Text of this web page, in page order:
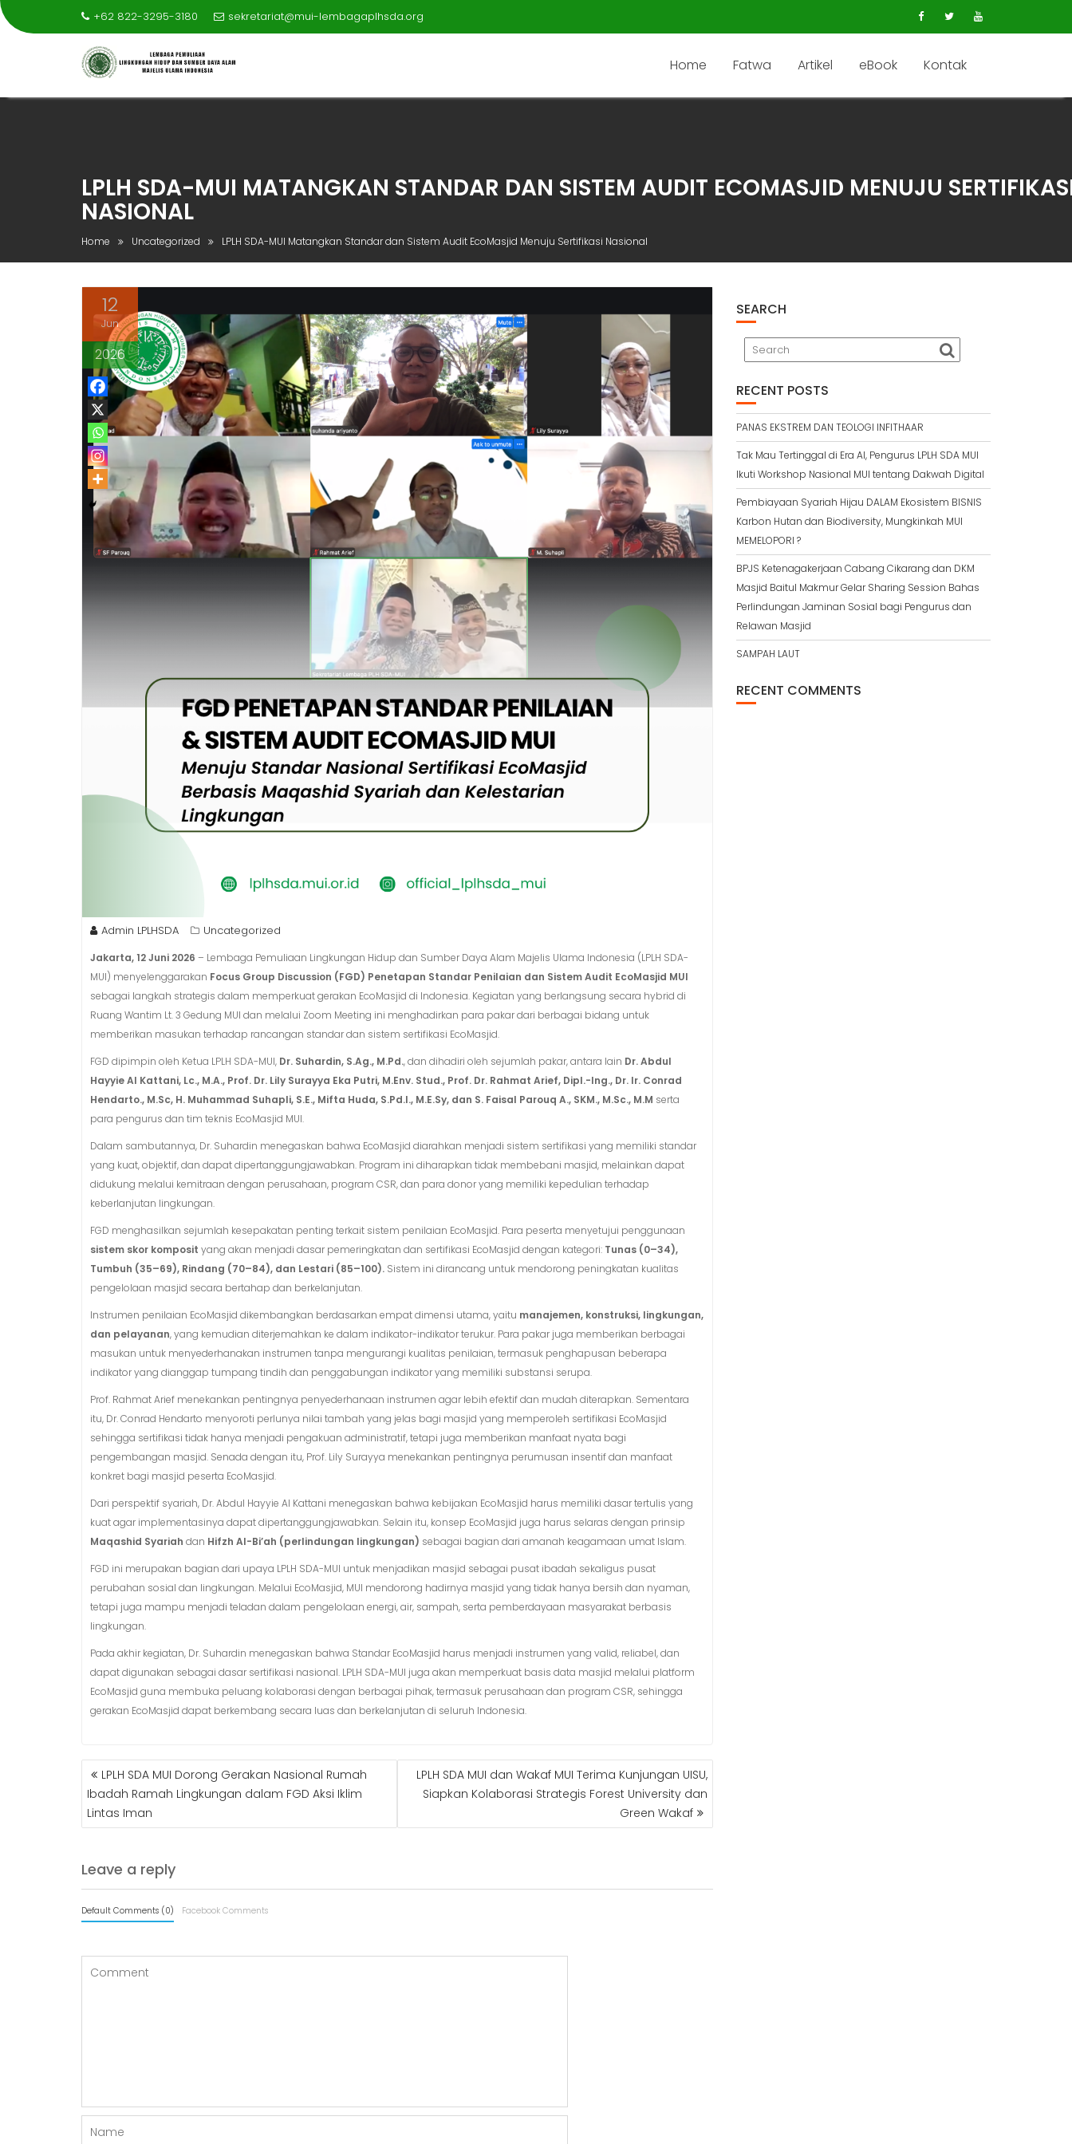
+62 822-3295-3180 sekretariat@mui-lembagaplhsda.org
Home Fatwa Artikel eBook Kontak
LPLH SDA-MUI MATANGKAN STANDAR DAN SISTEM AUDIT ECOMASJID MENUJU
NASIONAL
Home Uncategorized LPLH SDA-MUI Matangkan Standar dan Sistem Audit EcoMasjid Menuju Sertifikasi Nasional
12
Jun
2026
Admin LPLHSDA Uncategorized
Jakarta, 12 Juni 2026 – Lembaga Pemuliaan Lingkungan Hidup dan Sumber Daya Alam Majelis Ulama Indonesia (LPLH SDA-
MUI) menyelenggarakan Focus Group Discussion (FGD) Penetapan Standar Penilaian dan Sistem Audit EcoMasjid MUI
sebagai langkah strategis dalam memperkuat gerakan EcoMasjid di Indonesia. Kegiatan yang berlangsung secara hybrid di
Ruang Wantim Lt. 3 Gedung MUI dan melalui Zoom Meeting ini menghadirkan para pakar dari berbagai bidang untuk
memberikan masukan terhadap rancangan standar dan sistem sertifikasi EcoMasjid.
FGD dipimpin oleh Ketua LPLH SDA-MUI, Dr. Suhardin, S.Ag., M.Pd., dan dihadiri oleh sejumlah pakar, antara lain Dr. Abdul
Hayyie Al Kattani, Lc., M.A., Prof. Dr. Lily Surayya Eka Putri, M.Env. Stud., Prof. Dr. Rahmat Arief, Dipl.-Ing., Dr. Ir. Conrad
Hendarto., M.Sc, H. Muhammad Suhapli, S.E., Mifta Huda, S.Pd.I., M.E.Sy, dan S. Faisal Parouq A., SKM., M.Sc., M.M serta
para pengurus dan tim teknis EcoMasjid MUI.
Dalam sambutannya, Dr. Suhardin menegaskan bahwa EcoMasjid diarahkan menjadi sistem sertifikasi yang memiliki standar
yang kuat, objektif, dan dapat dipertanggungjawabkan. Program ini diharapkan tidak membebani masjid, melainkan dapat
didukung melalui kemitraan dengan perusahaan, program CSR, dan para donor yang memiliki kepedulian terhadap
keberlanjutan lingkungan.
FGD menghasilkan sejumlah kesepakatan penting terkait sistem penilaian EcoMasjid. Para peserta menyetujui penggunaan
sistem skor komposit yang akan menjadi dasar pemeringkatan dan sertifikasi EcoMasjid dengan kategori: Tunas (0–34),
Tumbuh (35–69), Rindang (70–84), dan Lestari (85–100). Sistem ini dirancang untuk mendorong peningkatan kualitas
pengelolaan masjid secara bertahap dan berkelanjutan.
Instrumen penilaian EcoMasjid dikembangkan berdasarkan empat dimensi utama, yaitu manajemen, konstruksi, lingkungan,
dan pelayanan, yang kemudian diterjemahkan ke dalam indikator-indikator terukur. Para pakar juga memberikan berbagai
masukan untuk menyederhanakan instrumen tanpa mengurangi kualitas penilaian, termasuk penghapusan beberapa
indikator yang dianggap tumpang tindih dan penggabungan indikator yang memiliki substansi serupa.
Prof. Rahmat Arief menekankan pentingnya penyederhanaan instrumen agar lebih efektif dan mudah diterapkan. Sementara
itu, Dr. Conrad Hendarto menyoroti perlunya nilai tambah yang jelas bagi masjid yang memperoleh sertifikasi EcoMasjid
sehingga sertifikasi tidak hanya menjadi pengakuan administratif, tetapi juga memberikan manfaat nyata bagi
pengembangan masjid. Senada dengan itu, Prof. Lily Surayya menekankan pentingnya perumusan insentif dan manfaat
konkret bagi masjid peserta EcoMasjid.
Dari perspektif syariah, Dr. Abdul Hayyie Al Kattani menegaskan bahwa kebijakan EcoMasjid harus memiliki dasar tertulis yang
kuat agar implementasinya dapat dipertanggungjawabkan. Selain itu, konsep EcoMasjid juga harus selaras dengan prinsip
Maqashid Syariah dan Hifzh Al-Bi’ah (perlindungan lingkungan) sebagai bagian dari amanah keagamaan umat Islam.
FGD ini merupakan bagian dari upaya LPLH SDA-MUI untuk menjadikan masjid sebagai pusat ibadah sekaligus pusat
perubahan sosial dan lingkungan. Melalui EcoMasjid, MUI mendorong hadirnya masjid yang tidak hanya bersih dan nyaman,
tetapi juga mampu menjadi teladan dalam pengelolaan energi, air, sampah, serta pemberdayaan masyarakat berbasis
lingkungan.
Pada akhir kegiatan, Dr. Suhardin menegaskan bahwa Standar EcoMasjid harus menjadi instrumen yang valid, reliabel, dan
dapat digunakan sebagai dasar sertifikasi nasional. LPLH SDA-MUI juga akan memperkuat basis data masjid melalui platform
EcoMasjid guna membuka peluang kolaborasi dengan berbagai pihak, termasuk perusahaan dan program CSR, sehingga
gerakan EcoMasjid dapat berkembang secara luas dan berkelanjutan di seluruh Indonesia.
POST
NAVIGATION
LPLH SDA MUI Dorong Gerakan Nasional Rumah
Ibadah Ramah Lingkungan dalam FGD Aksi Iklim
Lintas Iman
LPLH SDA MUI dan Wakaf MUI Terima Kunjungan UISU,
Siapkan Kolaborasi Strategis Forest University dan
Green Wakaf
Leave a reply
Default Comments (0) Facebook Comments
SEARCH
RECENT POSTS
PANAS EKSTREM DAN TEOLOGI INFITHAAR
Tak Mau Tertinggal di Era AI, Pengurus LPLH SDA MUI
Ikuti Workshop Nasional MUI tentang Dakwah Digital
Pembiayaan Syariah Hijau DALAM Ekosistem BISNIS
Karbon Hutan dan Biodiversity, Mungkinkah MUI
MEMELOPORI ?
BPJS Ketenagakerjaan Cabang Cikarang dan DKM
Masjid Baitul Makmur Gelar Sharing Session Bahas
Perlindungan Jaminan Sosial bagi Pengurus dan
Relawan Masjid
SAMPAH LAUT
RECENT COMMENTS